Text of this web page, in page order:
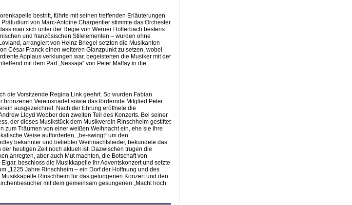
bestritt, führte mit seinen treffenden Erläuterungen
von Marc-Antoine Charpentier stimmte das Orchester
man sich unter der Regie von Werner Hollerbach bestens
und französischen Stilelementen – wurden ohne
arrangiert von Heinz Briegel setzten die Musikanten
César Franck einen weiteren Glanzpunkt zu setzen, wobei
Applaus verklungen war, begeisterten die Musiker mit der
mit dem Part „Nessaja“ von Peter Maffay in die
die Vorsitzende Regina Link geehrt. So wurden Fabian
bronzenen Vereinsnadel sowie das fördernde Mitglied Peter
ausgezeichnet. Nach der Ehrung eröffnete die
Lloyd Webber den zweiten Teil des Konzerts. Bei seiner
der dieses Musikstück dem Musikverein Rinschheim gestiftet
zum Träumen von einer weißen Weihnacht ein, ehe sie ihre
Weise aufforderten, „be-swingt“ um den
bekannter und beliebter Weihnachtslieder, bekundete das
heutigen Zeit noch aktuell ist. Dazwischen trugen die
anregten, aber auch Mut machten, die Botschaft von
beschloss die Musikkapelle ihr Adventskonzert und setzte
„1225 Jahre Rinschheim – ein Dorf der Hoffnung und des
Rinschheim für das gelungenen Konzert und den
mit dem gemeinsam gesungenen „Macht hoch